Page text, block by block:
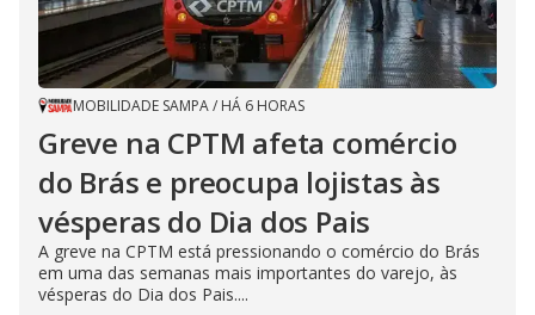
MOBILIDADE SAMPA/ HÁ 6 HORAS
Greve na CPTM afeta comércio
do Brás e preocupa lojistas às
vésperas do Dia dos Pais
A greve na CPTM está pressionando o comércio do Brás
em uma das semanas mais importantes do varejo, às
vésperas do Dia dos Pais....